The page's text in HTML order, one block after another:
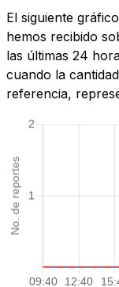
El siguiente
hemos recibido
las últimas 24
cuando la
referencia,